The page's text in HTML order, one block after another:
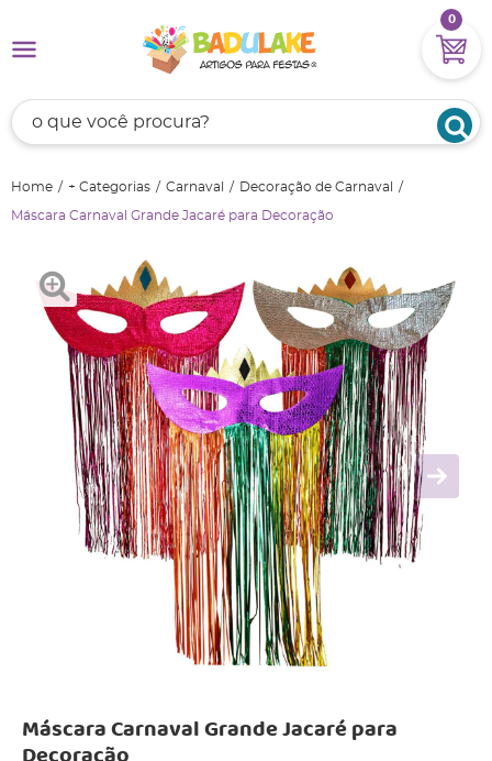
0
Home + Categorias Carnaval Decoração de Carnaval
Máscara Carnaval Grande Jacaré para Decoração
Máscara Carnaval Grande Jacaré para